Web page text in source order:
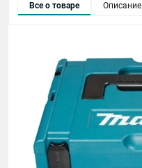
Все о товаре Описание